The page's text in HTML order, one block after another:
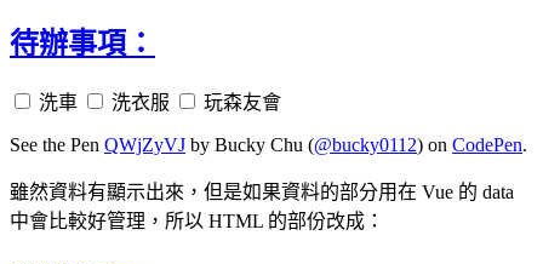
待辦事項：
洗車 洗衣服 玩森友會
See the Pen QWjZyVJ by Bucky Chu (@bucky0112) on CodePen.
雖然資料有顯示出來，但是如果資料的部分用在 Vue 的 data
中會比較好管理，所以 HTML 的部份改成：